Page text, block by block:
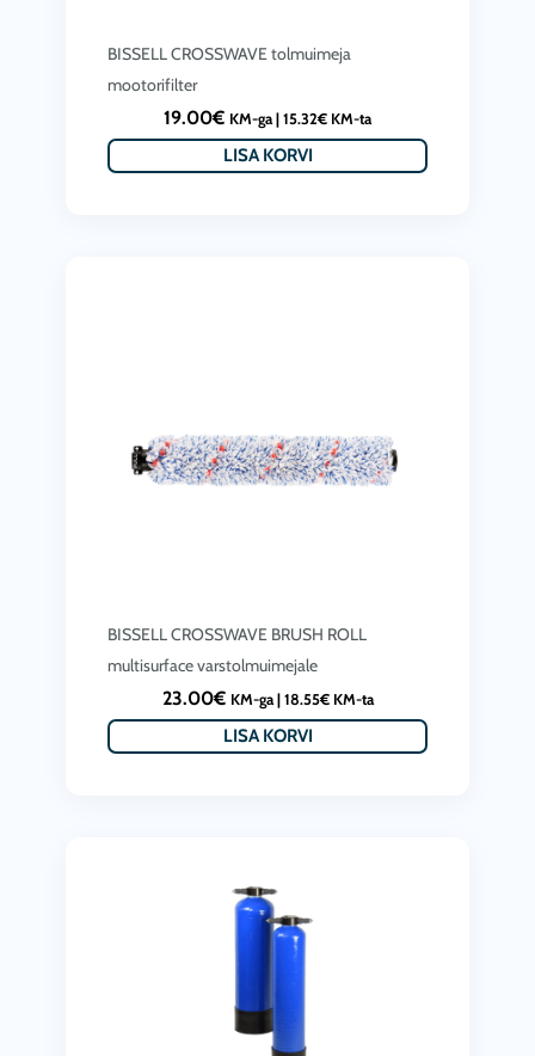
BISSELL CROSSWAVE tolmuimeja
mootorifilter
19.00€ KM-ga | 15.32€ KM-ta
LISA KORVI
BISSELL CROSSWAVE BRUSH ROLL
multisurface varstolmuimejale
23.00€ KM-ga | 18.55€KM-ta
LISA KORVI